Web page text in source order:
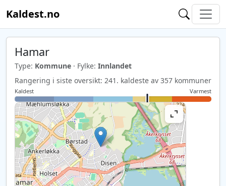
Kaldest.no
Hamar
Type: Kommune · Fylke: Innlandet
Rangering i siste oversikt: 241. kaldeste av 357 kommuner
Kaldest Varmest